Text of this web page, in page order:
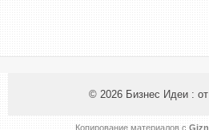
© 2026 Бизнес Идеи :
Копирование материалов с